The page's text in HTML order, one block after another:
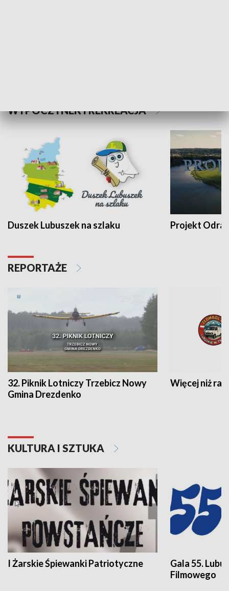
WYPOCZYNEK I REKREACJA
Duszek Lubuszek na szlaku Projekt Odra
REPORTAŻE
32. Piknik Lotniczy Trzebicz Nowy
Gmina Drezdenko
Więcej niż rajd
KULTURA I SZTUKA
I Żarskie Śpiewanki Patriotyczne
Gala 55.
Filmowego